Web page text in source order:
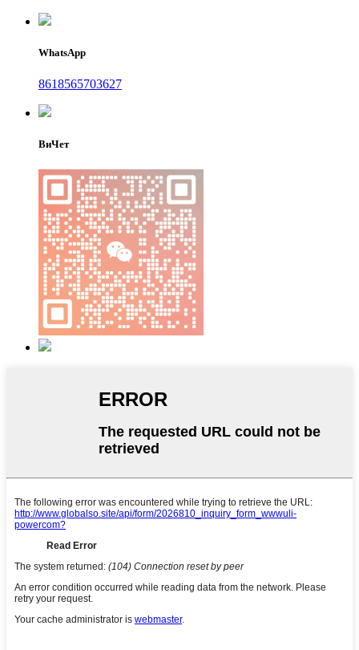
WhatsApp
8618565703627
ВиЧет